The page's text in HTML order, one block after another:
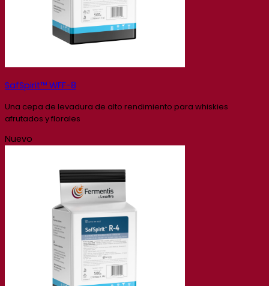
SafSpirit™ WFF-8
Una cepa de levadura de alto rendimiento para whiskies
afrutados y florales
Nuevo